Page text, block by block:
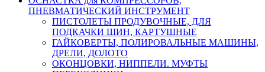
ПНЕВМАТИЧЕСКИЙ ИНСТРУМЕНТ
ПИСТОЛЕТЫ ПРОДУВОЧНЫЕ, ДЛЯ
ПОДКАЧКИ ШИН, КАРТУШНЫЕ
ГАЙКОВЕРТЫ, ПОЛИРОВАЛЬНЫЕ МАШИНЫ,
ДРЕЛИ, ДОЛОТО
ОКОНЦОВКИ, НИППЕЛИ. МУФТЫ